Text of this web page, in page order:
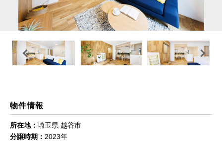
Previous Next
物件情報
所在地： 埼玉県 越谷市
分譲時期： 2023年